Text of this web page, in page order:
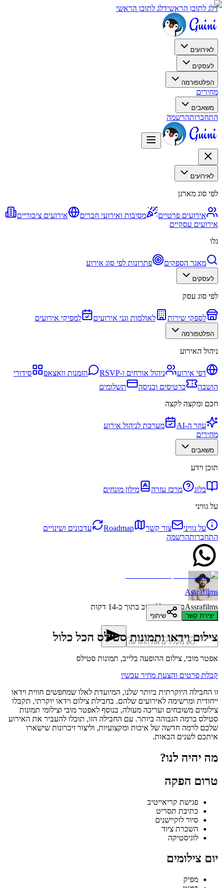
דלג לתוכן הראשידלג לתוכן הראשי
לאירועים
לעסקים
הפלטפורמה
מחירים
משאבים
התחברותהרשמה
לאירועים
לפי סוג מארגן
אירועים פרטיים מסיבות ואירועי חברים
אירועים ציבוריים
אירועים עסקיים
גלו
מאגר הספקים פתרונות לפי סוג אירוע
לעסקים
לפי סוג עסק
לספקי שירות לאולמות וגני אירועים למפיקי אירועים
הפלטפורמה
ניהול האירוע
דפי אירוע ניהול אורחים ו-RSVP הזמנות וואצאפ
סידורי
הושבה
כרטיסים וכניסה
תשלומים
חכם ומקצה לקצה
עוזר ה-AI
מערכת לניהול אירוע
מחירים
משאבים
תוכן וידע
בלוג מרכז עזרה
מילון מונחים
על גוויני
על גוויני צור קשר Roadmap
עדכונים ושינויים
התחברותהרשמה
Assrafilmsבדרך כלל מגיב בתוך כ-14 דקות
Assrafilms
יצירת קשר שיתוף
צילום וידאו ותמונות סטילס הכל כלול
אפטר מובי, צילום ההופעה בלייב, תמונות סטילס
קבלת פרטים והצעת מחיר עכשיו
זו החבילה היוקרתית ביותר שלנו, המיועדת לאלו שמחפשים חווית וידאו
ייחודית ומרשימה לאירועים שלהם. בחבילת צילום וידאו יוקרתי, תקבלו
צילומים משובחים ועריכה מעולה, בנוסף לאפטר מובי וצילומי תמונות
סטילס ברמה הגבוהה ביותר. עם החבילה הזו, תוכלו להעביר את האירוע
שלכם לרמה חדשה של איכות ומקצועיות, וליצור זיכרונות שישארו
איתכם לשנים הבאות.
מה יהיה לנו?
טרום הפקה
פגישת קריאייטיב
כתיבת תסריט
סיור לוקיישנים
השכרת ציוד
לוגיסטיקה
יום צילומים
מפיק